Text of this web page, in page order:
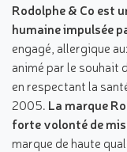
Rodolphe & Co est
humaine impulsée
engagé, allergique
animé par le souhait
en respectant la
2005. La marque
forte volonté de
marque de haute